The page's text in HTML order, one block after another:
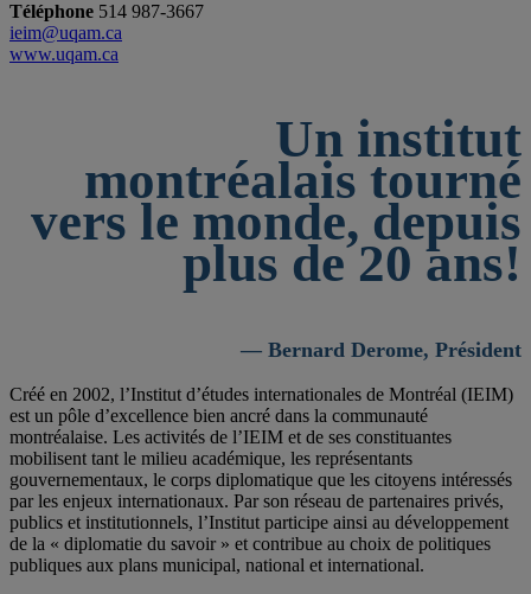
Téléphone 514 987-3667
ieim@uqam.ca
www.uqam.ca
Un institut
montréalais tourné
vers le monde, depuis
plus de 20 ans!
— Bernard Derome, Président
Créé en 2002, l’Institut d’études internationales de Montréal (IEIM)
est un pôle d’excellence bien ancré dans la communauté
montréalaise. Les activités de l’IEIM et de ses constituantes
mobilisent tant le milieu académique, les représentants
gouvernementaux, le corps diplomatique que les citoyens intéressés
par les enjeux internationaux. Par son réseau de partenaires privés,
publics et institutionnels, l’Institut participe ainsi au développement
de la « diplomatie du savoir » et contribue au choix de politiques
publiques aux plans municipal, national et international.